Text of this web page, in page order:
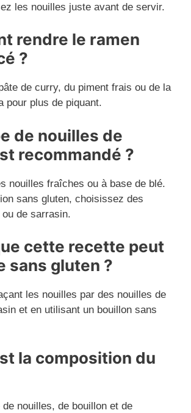
les nouilles juste avant de servir.
rendre le ramen
?
de curry, du piment frais ou de la
pour plus de piquant.
de nouilles de
recommandé ?
nouilles fraîches ou à base de blé.
sans gluten, choisissez des
de sarrasin.
cette recette peut
sans gluten ?
les nouilles par des nouilles de
et en utilisant un bouillon sans
la composition du
nouilles, de bouillon et de